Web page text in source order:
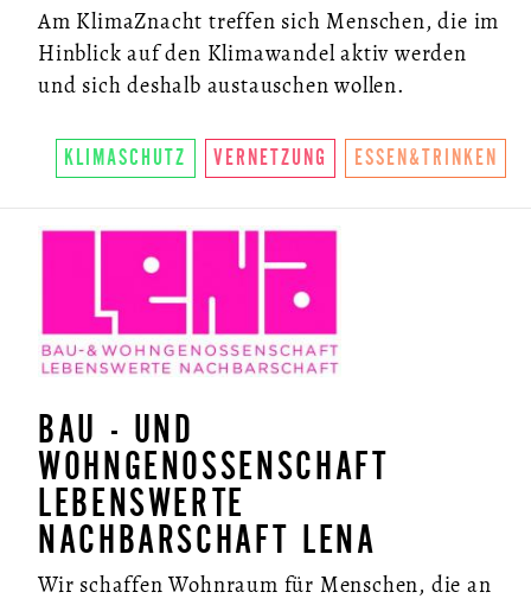
Am KlimaZnacht treffen sich Menschen, die im
Hinblick auf den Klimawandel aktiv werden
und sich deshalb austauschen wollen.
KLIMASCHUTZ VERNETZUNG ESSEN&TRINKEN
BAU - UND
WOHNGENOSSENSCHAFT
LEBENSWERTE
NACHBARSCHAFT LENA
Wir schaffen Wohnraum für Menschen, die an